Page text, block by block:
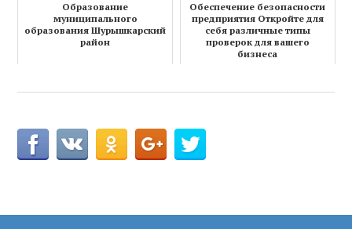
Образование
муниципального
образования Шурышкарский
район
Обеспечение безопасности
предприятия Откройте для
себя различные типы
проверок для вашего
бизнеса